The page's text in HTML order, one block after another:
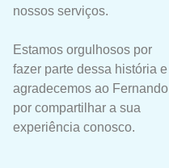
nossos serviços.
Estamos orgulhosos por
fazer parte dessa história e
agradecemos ao Fernando
por compartilhar a sua
experiência conosco.